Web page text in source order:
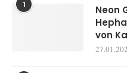
1
Neon
von